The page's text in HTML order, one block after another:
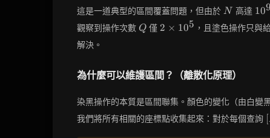
這是一道典型的區間覆蓋問題，但由於 N
N 高達 109
觀察到操作次數 Q
Q 僅 2
2 × 105 ，且塗色操作只與
解決。
為什麼可以維護區間？（離散化原理）
染黑操作的本質是區間聯集。顏色的變化（由白變
我們將所有相關的座標點收集起來：對於每個查詢 [